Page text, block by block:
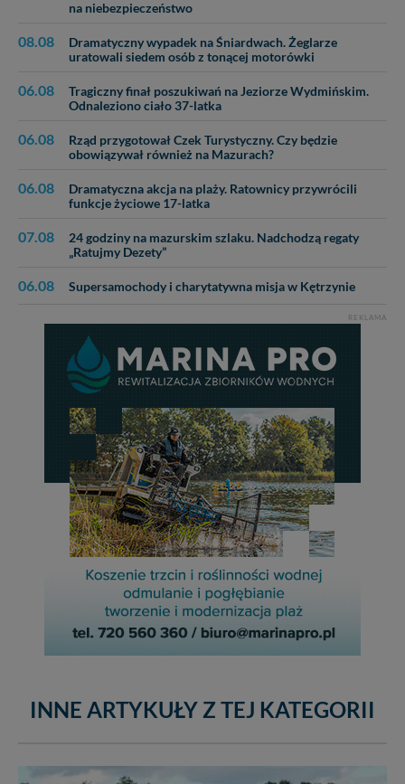
na niebezpieczeństwo
08.08
Dramatyczny wypadek na Śniardwach. Żeglarze
uratowali siedem osób z tonącej motorówki
06.08
Tragiczny finał poszukiwań na Jeziorze Wydmińskim.
Odnaleziono ciało 37-latka
06.08
Rząd przygotował Czek Turystyczny. Czy będzie
obowiązywał również na Mazurach?
06.08
Dramatyczna akcja na plaży. Ratownicy przywrócili
funkcje życiowe 17-latka
07.08
24 godziny na mazurskim szlaku. Nadchodzą regaty
„Ratujmy Dezety”
06.08 Supersamochody i charytatywna misja w Kętrzynie
REKLAMA
INNE ARTYKUŁY Z TEJ KATEGORII
Dziękujemy, i życzmy miłego odkrywania Mazur na